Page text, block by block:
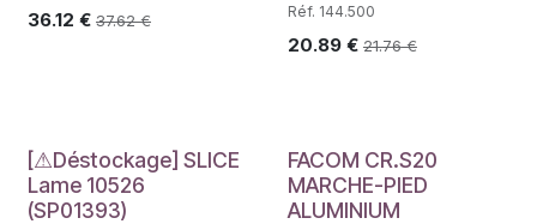
36.12 € 37.62€ Réf. 144.500
20.89€ 21.76€
Déstockage
[⚠Déstockage] SLICE
Lame 10526
(SP01393)
FACOM CR.S20
MARCHE-PIED
ALUMINIUM